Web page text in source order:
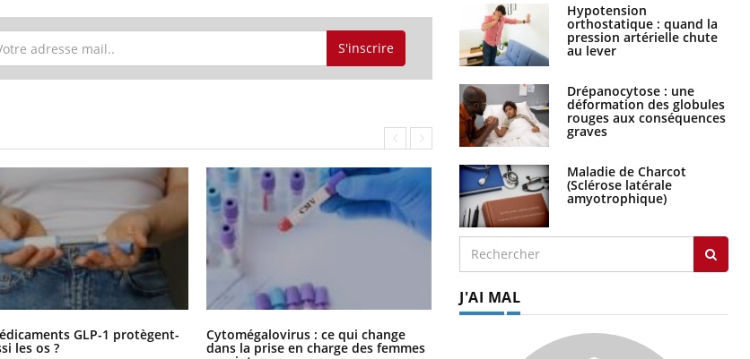
S'inscrire
GLP-1 protègent-
les os ?
Cytomégalovirus : ce qui change
dans la prise en charge des femmes
La sieste empêche-t-elle de dormir
Hypotension
orthostatique : quand la
pression artérielle chute
au lever
Drépanocytose : une
déformation des globules
rouges aux conséquences
graves
Maladie de Charcot
(Sclérose latérale
amyotrophique)
J'AI MAL